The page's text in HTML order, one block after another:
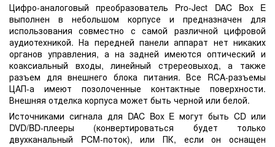
Цифро-аналоговый преобразователь Pro-Ject DAC Box E
выполнен в небольшом корпусе и предназначен для
использования совместно с самой различной цифровой
аудиотехникой. На передней панели аппарат нет никаких
органов управления, а на задней имеются оптический и
коаксиальный входы, линейный стререовыход, а также
разъем для внешнего блока питания. Все RCA-разъемы
ЦАП-а имеют позолоченные контактные поверхности.
Внешняя отделка корпуса может быть черной или белой.
Источниками сигнала для DAC Box E могут быть CD или
DVD/BD-плееры (конвертироваться будет только
двухканальный PCM-поток), или ПК, если он оснащен